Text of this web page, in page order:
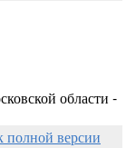
области -
полной версии